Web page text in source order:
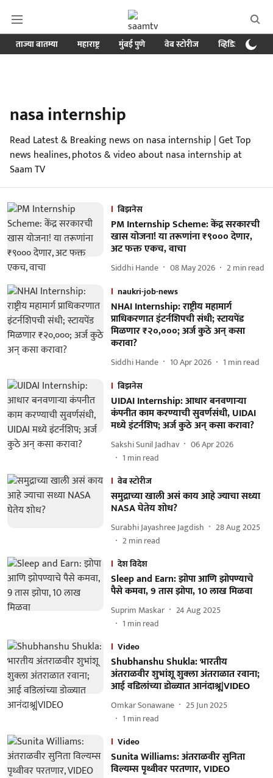
ताज्या बातम्या महाराष्ट्र मुंबई पुणे वेब स्टोरीज व्हिडिओ
nasa internship
Read Latest & Breaking news on nasa internship | Get Top
news healines, photos & video about nasa internship at
Saam TV
बिझनेस
PM Internship Scheme: केंद्र सरकारची
खास योजना! या तरूणांना ₹९००० देणार,
अट फक्त एकच, वाचा
Siddhi Hande 08 May 2026 2min read
naukri-job-news
NHAI Internship: राष्ट्रीय महामार्ग
प्राधिकरणात इंटर्नशिपची संधी; स्टायपेंड
मिळणार ₹२०,०००; अर्ज कुठे अन् कसा
करावा?
Siddhi Hande 10 Apr 2026 1 min read
बिझनेस
UIDAI Internship: आधार बनवणाऱ्या
कंपनीत काम करण्याची सुवर्णसंधी, UIDAI
मध्ये इंटर्नशिप; अर्ज कुठे अन् कसा करावा?
Sakshi Sunil Jadhav
06 Apr 2026
1 min read
वेब स्टोरीज
समुद्राच्या खाली असं काय आहे ज्याचा सध्या
NASA घेतेय शोध?
Surabhi Jayashree Jagdish
28 Aug 2025
2min read
देश विदेश
Sleep and Earn: झोपा आणि झोपण्याचे
पैसे कमवा, 9 तास झोपा, 10 लाख मिळवा
Suprim Maskar
24 Aug 2025
1 min read
Video
Shubhanshu Shukla: भारतीय
अंतराळवीर शुभांशू शुक्ला अंतराळात रवाना;
आई वडिलांच्या डोळ्यात आनंदाश्रू|VIDEO
Omkar Sonawane
25 Jun 2025
1 min read
Video
Sunita Williams: अंतराळवीर सुनिता
विल्यम्स पृथ्वीवर परतणार, VIDEO